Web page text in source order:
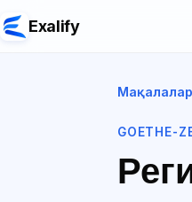
Exalify
GOETHE-